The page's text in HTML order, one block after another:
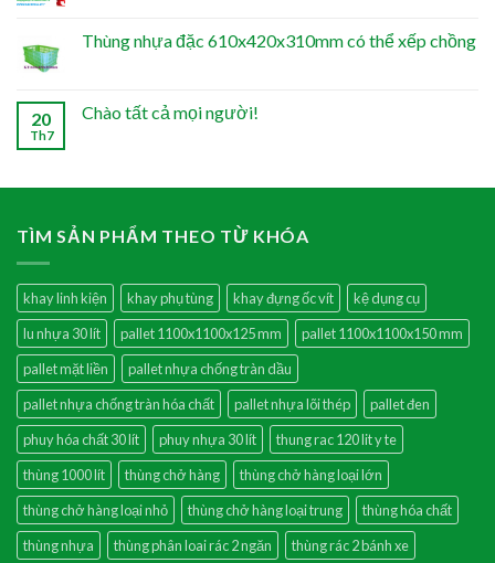
Thùng nhựa đặc 610x420x310mm có thể xếp chồng
20
Th7
Chào tất cả mọi người!
TÌM SẢN PHẨM THEO TỪ KHÓA
khay linh kiện khay phụ tùng khay đựng ốc vít
kệ dụng cụ
lu nhựa 30 lít
pallet 1100x1100x125 mm
pallet 1100x1100x150 mm
pallet mặt liền
pallet nhựa chống tràn dầu
pallet nhựa chống tràn hóa chất
pallet nhựa lõi thép
pallet đen
phuy hóa chất 30 lít
phuy nhựa 30 lít
thung rac 120 lit y te
thùng 1000 lít
thùng chở hàng
thùng chở hàng loại lớn
thùng chở hàng loại nhỏ
thùng chở hàng loại trung
thùng hóa chất
thùng nhựa
thùng phân loai rác 2 ngăn
thùng rác 2 bánh xe